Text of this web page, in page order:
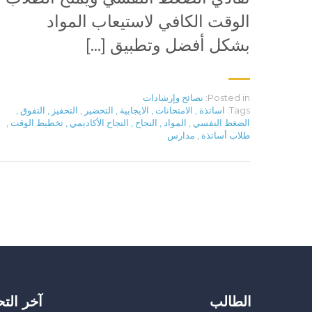
الوقت الكافي لاستيعاب المواد
بشكل أفضل وتطبيق […]
Posted in: نصائح وإرشادات
Tags: اساتذة الامتحانات الايجابية التحضير التحفيز التفوق
الضغط النفسي
المواد النجاح النجاح الأكاديمي تخطيط الوقت
طلاب أساتذة
مدارس
الطالب آخر